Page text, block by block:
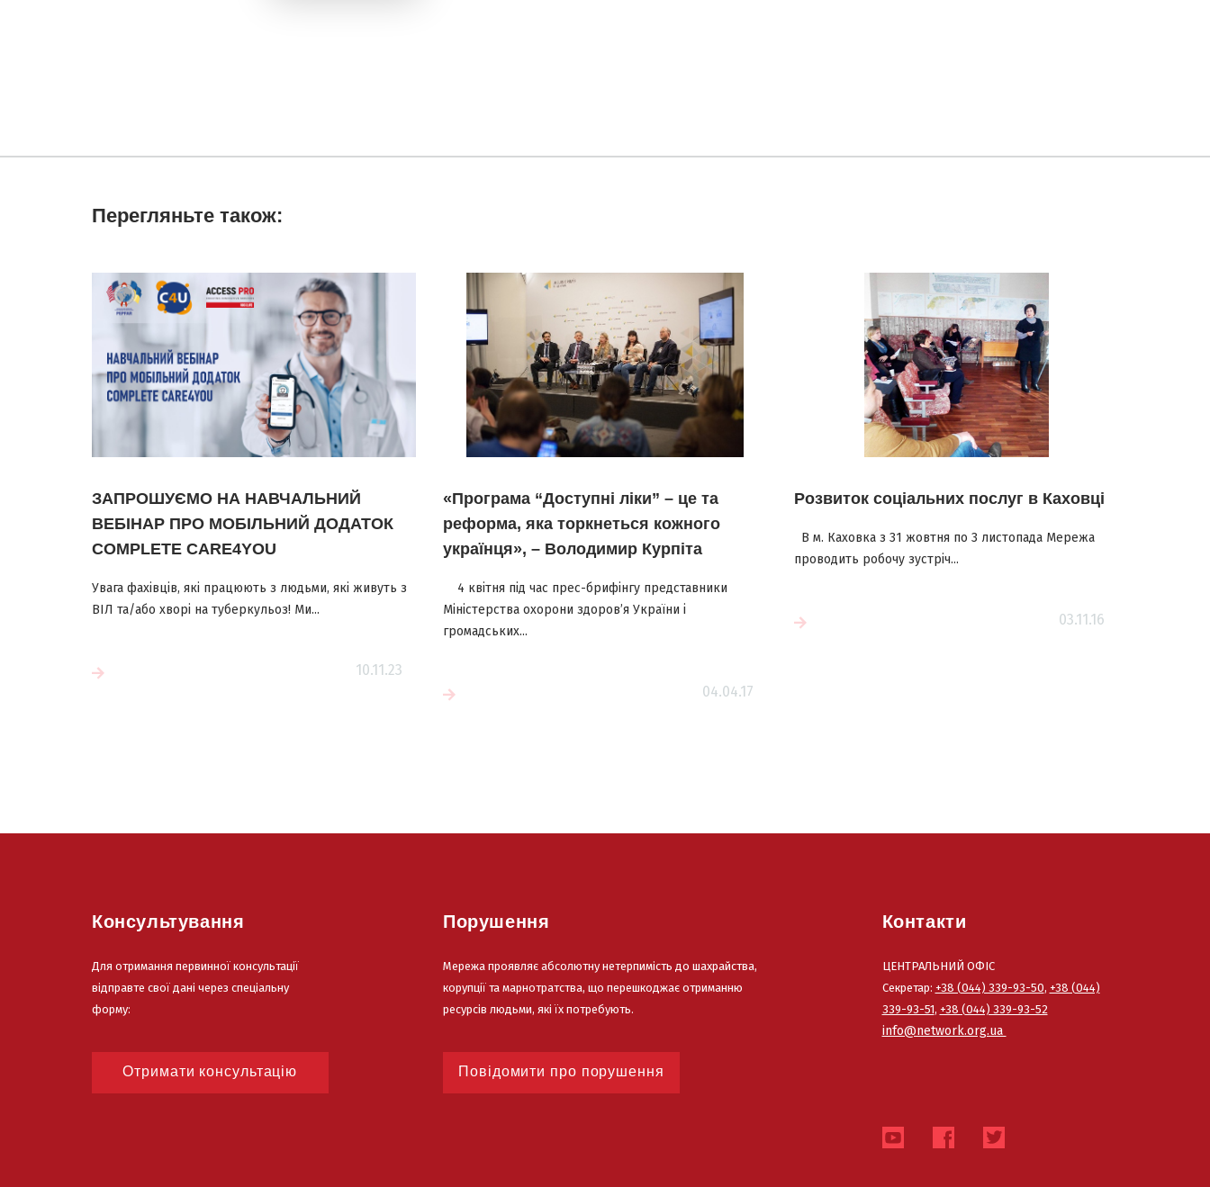
Перегляньте також:
ЗАПРОШУЄМО НА НАВЧАЛЬНИЙ
ВЕБІНАР ПРО МОБІЛЬНИЙ ДОДАТОК
COMPLETE CARE4YOU
Увага фахівців, які працюють з людьми, які живуть з
ВІЛ та/або хворі на туберкульоз! Ми...
10.11.23
«Програма “Доступні ліки” – це та
реформа, яка торкнеться кожного
українця», – Володимир Курпіта
4 квітня під час прес-брифінгу представники
Міністерства охорони здоров’я України і
громадських...
04.04.17
Розвиток соціальних послуг в Каховці
В м. Каховка з 31 жовтня по 3 листопада Мережа
проводить робочу зустріч...
03.11.16
Читати більше
Консультування
Для отримання первинної консультації
відправте свої дані через спеціальну
форму:
Отримати консультацію
Порушення
Мережа проявляє абсолютну нетерпимість до шахрайства,
корупції та марнотратства, що перешкоджає отриманню
ресурсів людьми, які їх потребують.
Повідомити про порушення
Контакти
ЦЕНТРАЛЬНИЙ ОФІС
Секретар: +38 (044) 339-93-50, +38 (044)
339-93-51, +38 (044) 339-93-52
info@network.org.ua